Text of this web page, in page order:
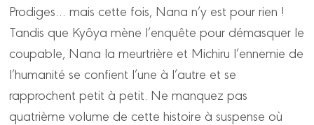
Prodiges… mais cette fois, Nana n’y est pour rien !
Tandis que Kyôya mène l’enquête pour démasquer le
coupable, Nana la meurtrière et Michiru l’ennemie de
l’humanité se confient l’une à l’autre et se
rapprochent petit à petit. Ne manquez pas
quatrième volume de cette histoire à suspense où